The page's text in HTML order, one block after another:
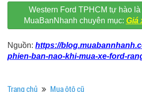
Western Ford TPHCM tự hào
MuaBanNhanh chuyên mục: Giá
Nguồn: https://
phien-ban-nao-khi-mua-xe-ford-
Trang chủ Mua ôtô cũ